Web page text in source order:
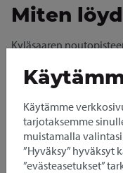
Miten
Kyläsaaren
Avaa HSL:n reittiopas
Käytämme
tarjotaksemme
muistamalla
”Hyväksy” hyväksyt
”evästeasetukset”